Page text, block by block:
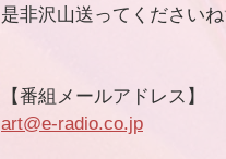
是非沢山送ってくださいね
【番組メールアドレス】
art@e-radio.co.jp